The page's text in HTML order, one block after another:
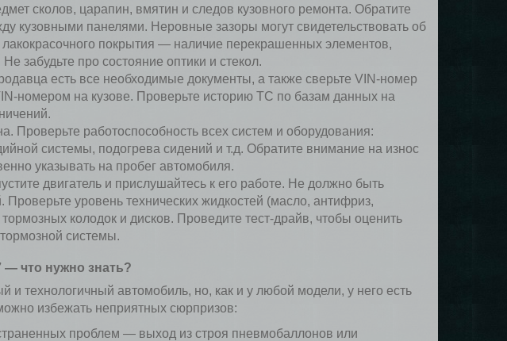
сколов, царапин, вмятин и следов кузовного ремонта. Обратите
кузовными панелями. Неровные зазоры могут свидетельствовать об
покрытия — наличие перекрашенных элементов,
забудьте про состояние оптики и стекол.
есть все необходимые документы, а также сверьте VIN-номер
номером на кузове. Проверьте историю ТС по базам данных на
Проверьте работоспособность всех систем и оборудования:
системы, подогрева сидений и т.д. Обратите внимание на износ
указывать на пробег автомобиля.
двигатель и прислушайтесь к его работе. Не должно быть
уровень технических жидкостей (масло, антифриз,
колодок и дисков. Проведите тест-драйв, чтобы оценить
системы.
— что нужно знать?
и технологичный автомобиль, но, как и у любой модели, у него есть
избежать неприятных сюрпризов:
проблем — выход из строя пневмобаллонов или